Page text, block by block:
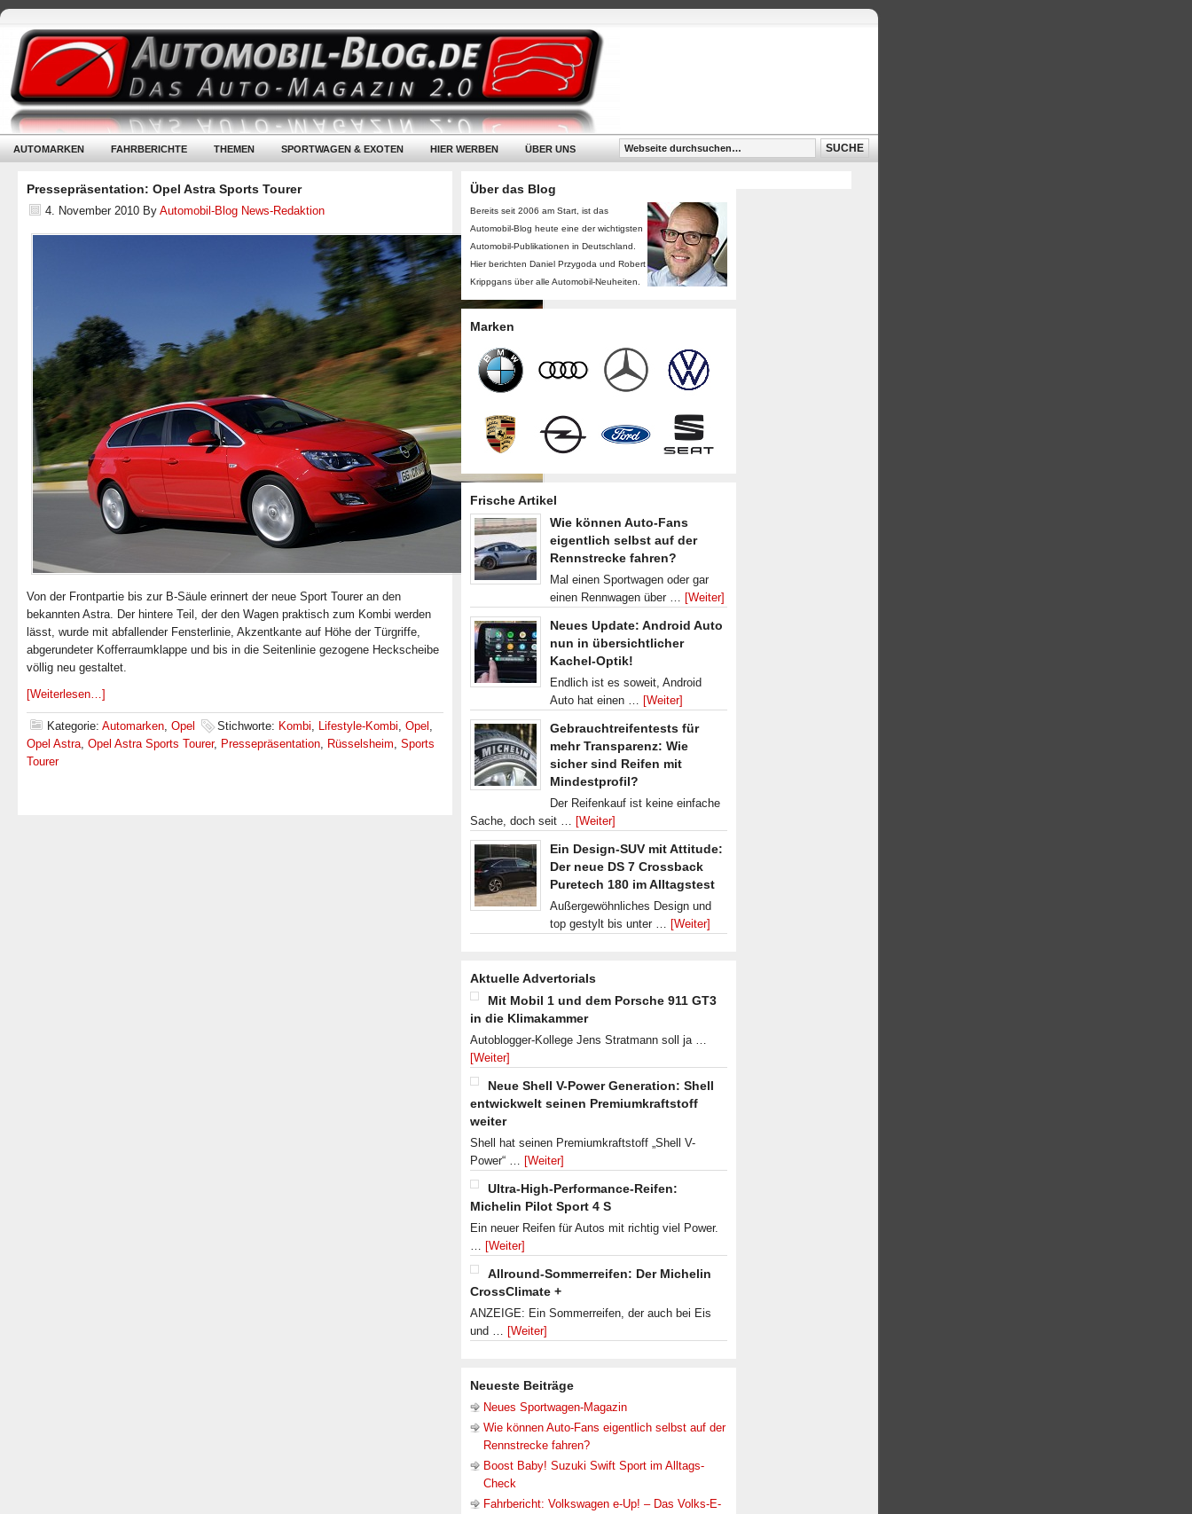
AUTOMARKEN FAHRBERICHTE THEMEN SPORTWAGEN & EXOTEN HIER WERBEN ÜBER UNS
Pressepräsentation: Opel Astra Sports Tourer
4. November 2010 By Automobil-Blog News-Redaktion
Von der Frontpartie bis zur B-Säule erinnert der neue Sport Tourer an den
bekannten Astra. Der hintere Teil, der den Wagen praktisch zum Kombi werden
lässt, wurde mit abfallender Fensterlinie, Akzentkante auf Höhe der Türgriffe,
abgerundeter Kofferraumklappe und bis in die Seitenlinie gezogene Heckscheibe
völlig neu gestaltet.
[Weiterlesen…]
Kategorie: Automarken, Opel Stichworte: Kombi, Lifestyle-Kombi, Opel ,
Opel Astra, Opel Astra Sports Tourer, Pressepräsentation, Rüsselsheim, Sports
Tourer
Über das Blog
Bereits seit 2006 am Start, ist das
Automobil-Blog heute eine der wichtigsten
Automobil-Publikationen in Deutschland.
Hier berichten Daniel Przygoda und Robert
Krippgans über alle Automobil-Neuheiten.
Marken
Frische Artikel
Wie können Auto-Fans
eigentlich selbst auf der
Rennstrecke fahren?
Mal einen Sportwagen oder gar
einen Rennwagen über … [Weiter]
Neues Update: Android Auto
nun in übersichtlicher
Kachel-Optik!
Endlich ist es soweit, Android
Auto hat einen … [Weiter]
Gebrauchtreifentests für
mehr Transparenz: Wie
sicher sind Reifen mit
Mindestprofil?
Der Reifenkauf ist keine einfache
Sache, doch seit … [Weiter]
Ein Design-SUV mit Attitude:
Der neue DS 7 Crossback
Puretech 180 im Alltagstest
Außergewöhnliches Design und
top gestylt bis unter … [Weiter]
Aktuelle Advertorials
Mit Mobil 1 und dem Porsche 911 GT3
in die Klimakammer
Autoblogger-Kollege Jens Stratmann soll ja …
[Weiter]
Neue Shell V-Power Generation: Shell
entwickwelt seinen Premiumkraftstoff
weiter
Shell hat seinen Premiumkraftstoff „Shell V-
Power“ … [Weiter]
Ultra-High-Performance-Reifen:
Michelin Pilot Sport 4 S
Ein neuer Reifen für Autos mit richtig viel Power.
… [Weiter]
Allround-Sommerreifen: Der Michelin
CrossClimate +
ANZEIGE: Ein Sommerreifen, der auch bei Eis
und … [Weiter]
Neueste Beiträge
Neues Sportwagen-Magazin
Wie können Auto-Fans eigentlich selbst auf der
Rennstrecke fahren?
Boost Baby! Suzuki Swift Sport im Alltags-
Check
Fahrbericht: Volkswagen e-Up! – Das Volks-E-